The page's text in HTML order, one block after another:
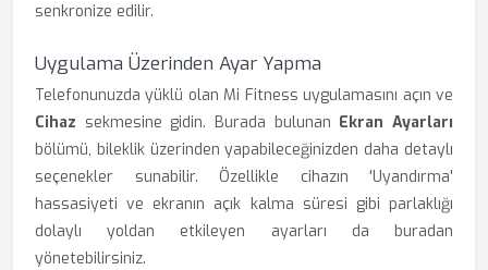
senkronize edilir.
Uygulama Üzerinden Ayar Yapma
Telefonunuzda yüklü olan Mi Fitness uygulamasını açın ve
Cihaz sekmesine gidin. Burada bulunan Ekran Ayarları
bölümü, bileklik üzerinden yapabileceğinizden daha detaylı
seçenekler sunabilir. Özellikle cihazın 'Uyandırma'
hassasiyeti ve ekranın açık kalma süresi gibi parlaklığı
dolaylı yoldan etkileyen ayarları da buradan
yönetebilirsiniz.